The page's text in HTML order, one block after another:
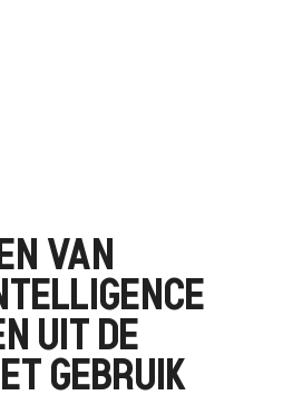
VAN
UIT DE
GEBRUIK